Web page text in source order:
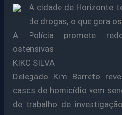
A cidade de Horizonte
de drogas, o que gera
A Polícia promete
ostensivas
KIKO SILVA
Delegado Kim Barreto
casos de homicídio vem
de trabalho de